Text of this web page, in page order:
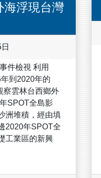
海浮現台灣
件檢視 利用
到2020年的
察雲林台西鄉外
SPOT全島影
洲堆積，經由填
2020年SPOT全
工業區的新興